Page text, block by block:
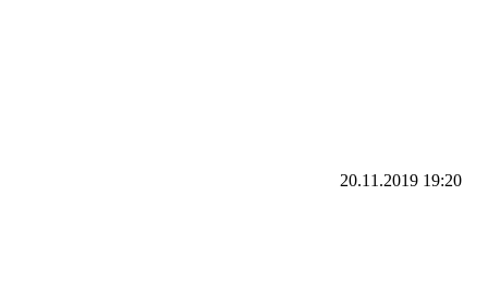
20.11.2019 19:20